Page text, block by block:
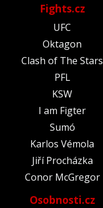
Fights.cz
UFC
Oktagon
Clash of The Stars
PFL
KSW
I am Figter
Sumó
Karlos Vémola
Jiří Procházka
Conor McGregor
Osobnosti.cz